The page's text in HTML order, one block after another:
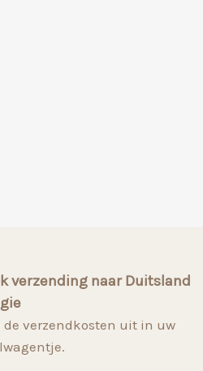
verzending naar Duitsland
de verzendkosten uit in uw